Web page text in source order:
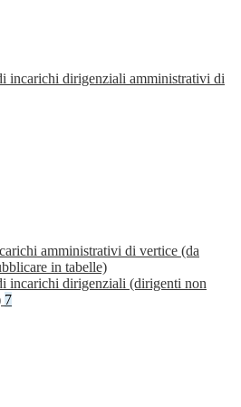
incarichi dirigenziali amministrativi di
amministrativi di vertice (da
in tabelle)
incarichi dirigenziali (dirigenti non
7